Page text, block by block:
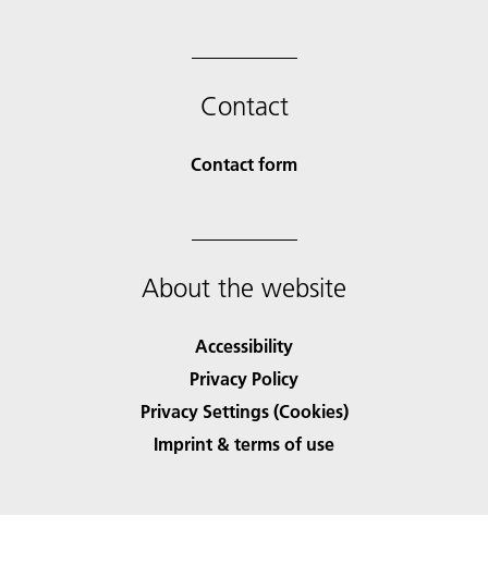
Contact
Contact form
About the website
Accessibility
Privacy Policy
Privacy Settings (Cookies)
Imprint & terms of use